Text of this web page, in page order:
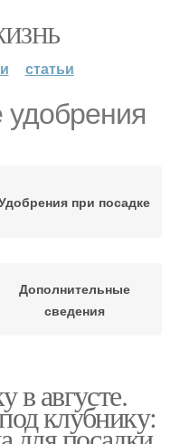
статьи
при посадке
Дополнительные
сведения
в августе.
клубнику: